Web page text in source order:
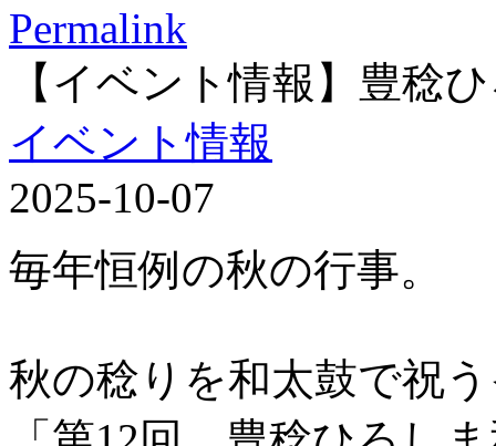
Permalink
【イベント情報】豊稔
イベント情報
2025-10-07
毎年恒例の秋の行事。
秋の稔りを和太鼓で祝